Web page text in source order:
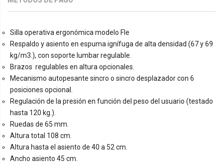
Silla operativa ergonómica modelo Fle
Respaldo y asiento en espuma ignífuga de alta densidad (67 y 69
kg/m3.), con soporte lumbar regulable.
Brazos regulables en altura opcionales.
Mecanismo autopesante sincro o sincro desplazador con 6
posiciones opcional.
Regulación de la presión en función del peso del usuario (testado
hasta 120 kg.).
Ruedas de 65 mm.
Altura total 108 cm.
Altura hasta el asiento de 40 a 52 cm.
Ancho asiento 45 cm.